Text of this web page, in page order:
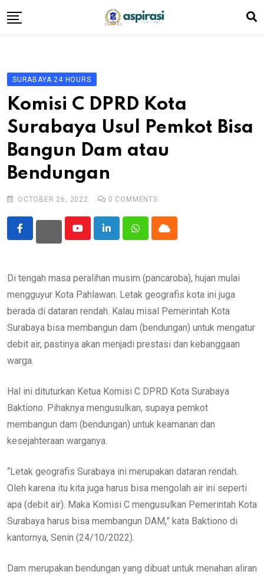
to
Berita
Komen Warga
Podcast
Tentang Kami
SURABAYA 24 HOURS
Komisi C DPRD Kota
Surabaya Usul Pemkot Bisa
Bangun Dam atau
Bendungan
OCTOBER 26, 2022 0 COMMENTS
YoutubeLinkedInWhatsappCloud
Di tengah masa peralihan musim (pancaroba), hujan mulai
mengguyur Kota Pahlawan. Letak geografis kota ini juga
berada di dataran rendah. Kalau misal Pemerintah Kota
Surabaya bisa membangun dam (bendungan) untuk mengatur
debit air, pastinya akan menjadi prestasi dan kebanggaan
warga.
Hal ini dituturkan Ketua Komisi C DPRD Kota Surabaya
Baktiono. Pihaknya mengusulkan, supaya pemkot
membangun dam (bendungan) untuk keamanan dan
kesejahteraan warganya.
“Letak geografis Surabaya ini merupakan dataran rendah.
Oleh karena itu kita juga harus bisa mengolah air ini seperti
apa (debit air). Maka Komisi C mengusulkan Pemerintah Kota
Surabaya harus bisa membangun DAM,” kata Baktiono di
kantornya, Senin (24/10/2022).
Dam merupakan bendungan yang dibuat untuk menahan aliran